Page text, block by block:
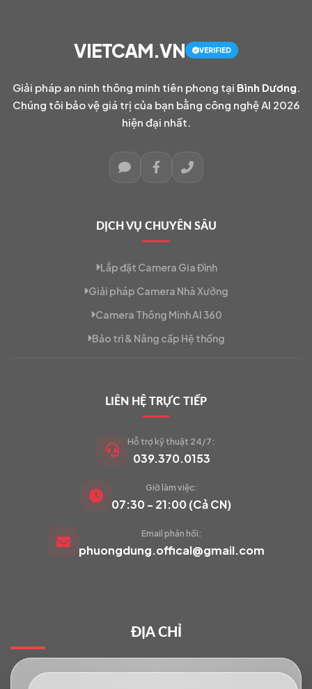
VIETCAM.VN
Đang trực tuyến
VIETCAM.VN VERIFIED
Giải pháp an ninh thông minh tiên phong tại Bình Dương
Chúng tôi bảo vệ giá trị của bạn bằng công nghệ AI 2026
hiện đại nhất.
DỊCH VỤ CHUYÊN SÂU
Lắp đặt Camera Gia Đình
Giải pháp Camera Nhà Xưởng
Camera Thông Minh AI 360
Bảo trì & Nâng cấp Hệ thống
LIÊN HỆ TRỰC TIẾP
Hỗ trợ kỹ thuật 24/7:
039.370.0153
Giờ làm việc:
07:30 - 21:00 (Cả CN)
Email phản hồi:
phuongdung.offical@gmail.com
ĐỊA CHỈ